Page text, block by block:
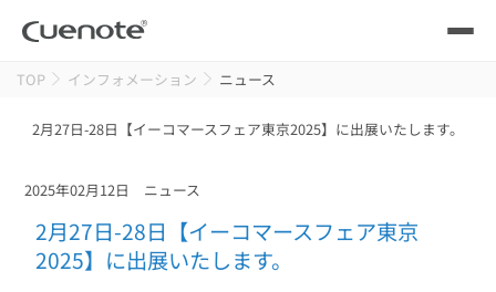
製品
メールリレーサーバー
会員獲得／ニーズ把握
サポート
TOP インフォメーション ニュース
2月27日-28日【イーコマースフェア東京2025】に出展いたします。
2025年02月12日 ニュース
2月27日-28日【イーコマースフェア東京
2025】に出展いたします。